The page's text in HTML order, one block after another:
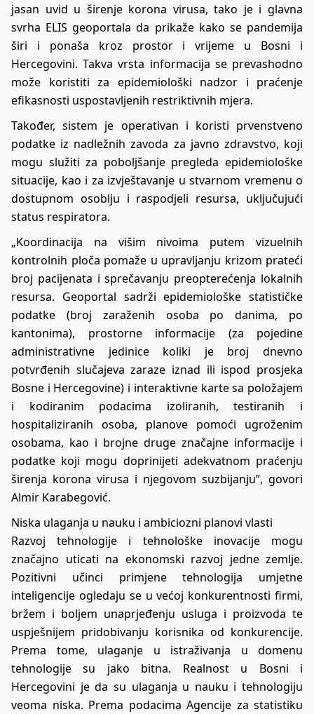
jasan uvid u širenje korona virusa, tako je i glavna
svrha ELIS geoportala da prikaže kako se pandemija
širi i ponaša kroz prostor i vrijeme u Bosni i
Hercegovini. Takva vrsta informacija se prevashodno
može koristiti za epidemiološki nadzor i praćenje
efikasnosti uspostavljenih restriktivnih mjera.
Također, sistem je operativan i koristi prvenstveno
podatke iz nadležnih zavoda za javno zdravstvo, koji
mogu služiti za poboljšanje pregleda epidemiološke
situacije, kao i za izvještavanje u stvarnom vremenu o
dostupnom osoblju i raspodjeli resursa, uključujući
status respiratora.
„Koordinacija na višim nivoima putem vizuelnih
kontrolnih ploča pomaže u upravljanju krizom prateći
broj pacijenata i sprečavanju preopterećenja lokalnih
resursa. Geoportal sadrži epidemiološke statističke
podatke (broj zaraženih osoba po danima, po
kantonima), prostorne informacije (za pojedine
administrativne jedinice koliki je broj dnevno
potvrđenih slučajeva zaraze iznad ili ispod prosjeka
Bosne i Hercegovine) i interaktivne karte sa položajem
i kodiranim podacima izoliranih, testiranih i
hospitaliziranih osoba, planove pomoći ugroženim
osobama, kao i brojne druge značajne informacije i
podatke koji mogu doprinijeti adekvatnom praćenju
širenja korona virusa i njegovom suzbijanju”, govori
Almir Karabegović.
Niska ulaganja u nauku i ambiciozni planovi vlasti
Razvoj tehnologije i tehnološke inovacije mogu
značajno uticati na ekonomski razvoj jedne zemlje.
Pozitivni učinci primjene tehnologija umjetne
inteligencije ogledaju se u većoj konkurentnosti firmi,
bržem i boljem unaprjeđenju usluga i proizvoda te
uspješnijem pridobivanju korisnika od konkurencije.
Prema tome, ulaganje u istraživanja u domenu
tehnologije su jako bitna. Realnost u Bosni i
Hercegovini je da su ulaganja u nauku i tehnologiju
veoma niska. Prema podacima Agencije za statistiku